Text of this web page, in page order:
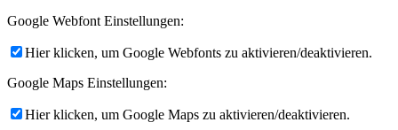
Google Webfont Einstellungen:
Hier klicken, um Google Webfonts zu aktivieren/deaktivieren.
Google Maps Einstellungen:
Hier klicken, um Google Maps zu aktivieren/deaktivieren.